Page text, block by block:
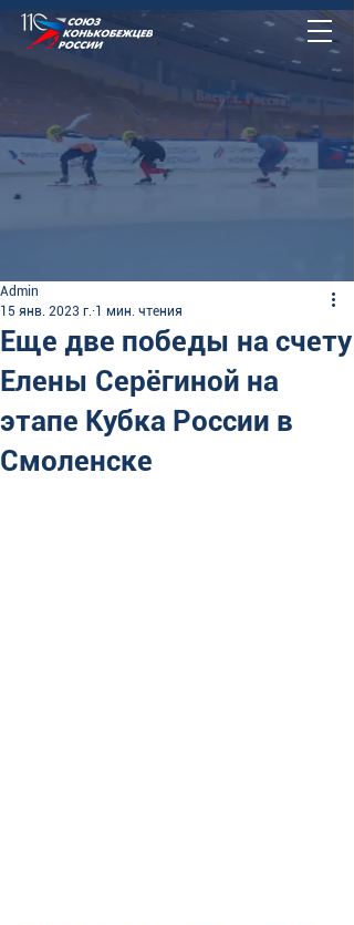
Еще две победы на счету
Елены Серёгиной на
этапе Кубка России в
Смоленске
Admin
15 янв. 2023 г. 1 мин. чтения